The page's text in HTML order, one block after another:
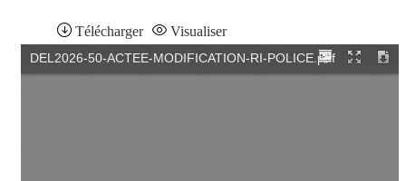
Télécharger Visualiser